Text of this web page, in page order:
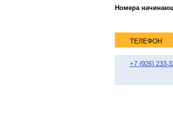
Номера
ТЕЛЕФОН
+7 (926) 233-